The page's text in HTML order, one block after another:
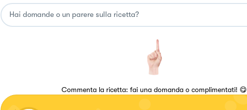
Commenta la ricetta: fai una domanda o complimentati! 😋